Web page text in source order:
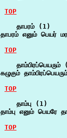
TOP
    தாபரம் (1)
தாபரம் எனும் பெயர்
TOP
தாம்பிரப்பெயரும்
கழுகும்
TOP
    தாம்பு (1)
தாம்பு எனும் பெயரே
TOP